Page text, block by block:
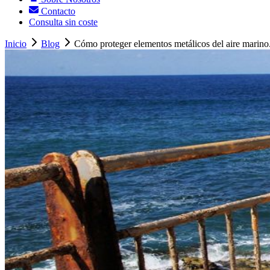
Contacto
Consulta sin coste
Inicio Blog Cómo proteger elementos metálicos del aire